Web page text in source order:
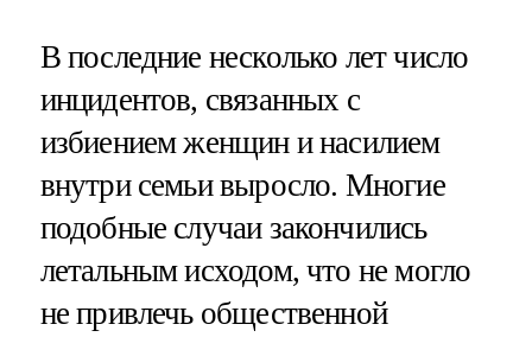
В последние несколько лет число
инцидентов, связанных с
избиением женщин и насилием
внутри семьи выросло. Многие
подобные случаи закончились
летальным исходом, что не могло
не привлечь общественной